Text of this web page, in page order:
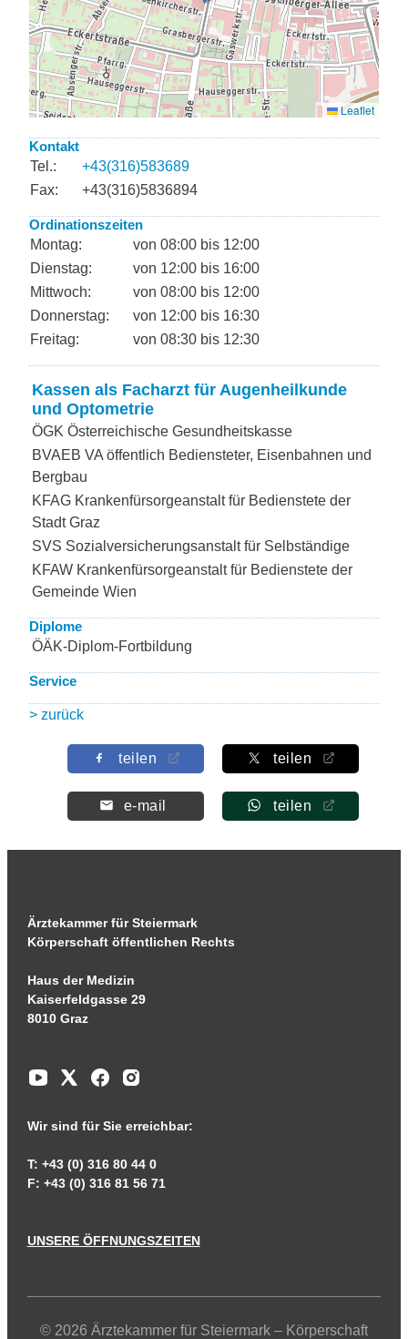
Kontakt
Tel.:
+43(316)583689
Fax:
+43(316)5836894
Ordinationszeiten
Montag:
von 08:00 bis 12:00
Dienstag:
von 12:00 bis 16:00
Mittwoch:
von 08:00 bis 12:00
Donnerstag:
von 12:00 bis 16:30
Freitag:
von 08:30 bis 12:30
Kassen als Facharzt für Augenheilkunde
und Optometrie
ÖGK Österreichische Gesundheitskasse
BVAEB VA öffentlich Bediensteter, Eisenbahnen und
Bergbau
KFAG Krankenfürsorgeanstalt für Bedienstete der
Stadt Graz
SVS Sozialversicherungsanstalt für Selbständige
KFAW Krankenfürsorgeanstalt für Bedienstete der
Gemeinde Wien
Diplome
ÖÄK-Diplom-Fortbildung
Service
> zurück
teilen teilen
e-mail teilen
Ärztekammer für Steiermark
Körperschaft öffentlichen Rechts
Haus der Medizin
Kaiserfeldgasse 29
8010 Graz
Wir sind für Sie erreichbar:
T: +43 (0) 316 80 44 0
F: +43 (0) 316 81 56 71
UNSERE ÖFFNUNGSZEITEN
© 2026 Ärztekammer für Steiermark – Körperschaft